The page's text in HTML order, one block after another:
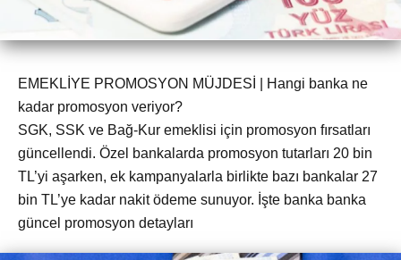
EMEKLİYE PROMOSYON MÜJDESİ | Hangi banka ne
kadar promosyon veriyor?
SGK, SSK ve Bağ-Kur emeklisi için promosyon fırsatları
güncellendi. Özel bankalarda promosyon tutarları 20 bin
TL’yi aşarken, ek kampanyalarla birlikte bazı bankalar 27
bin TL’ye kadar nakit ödeme sunuyor. İşte banka banka
güncel promosyon detayları